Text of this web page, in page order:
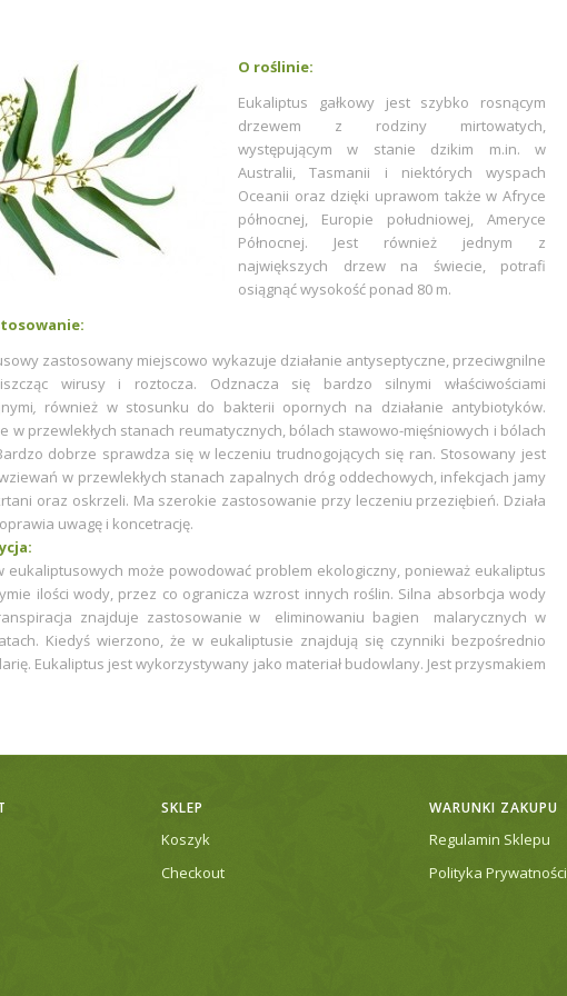
O roślinie:
Eukaliptus gałkowy jest szybko rosnącym
drzewem z rodziny mirtowatych,
występującym w stanie dzikim m.in. w
Australii, Tasmanii i niektórych wyspach
Oceanii oraz dzięki uprawom także w Afryce
północnej, Europie południowej, Ameryce
Północnej. Jest również jednym z
największych drzew na świecie, potrafi
osiągnąć wysokość ponad 80 m.
zastosowany miejscowo wykazuje działanie antyseptyczne, przeciwgnilne
wirusy i roztocza. Odznacza się bardzo silnymi właściwościami
, również w stosunku do bakterii opornych na działanie antybiotyków.
w przewlekłych stanach reumatycznych, bólach stawowo-mięśniowych i bólach
dobrze sprawdza się w leczeniu trudnogojących się ran. Stosowany jest
w przewlekłych stanach zapalnych dróg oddechowych, infekcjach jamy
oraz oskrzeli. Ma szerokie zastosowanie przy leczeniu przeziębień. Działa
uwagę i koncetrację.
eukaliptusowych może powodować problem ekologiczny, ponieważ eukaliptus
ilości wody, przez co ogranicza wzrost innych roślin. Silna absorbcja wody
znajduje zastosowanie w eliminowaniu bagien malarycznych w
Kiedyś wierzono, że w eukaliptusie znajdują się czynniki bezpośrednio
Eukaliptus jest wykorzystywany jako materiał budowlany. Jest przysmakiem
SKLEP
Koszyk
Checkout
WARUNKI ZAKUPU
Regulamin Sklepu
Polityka Prywatności